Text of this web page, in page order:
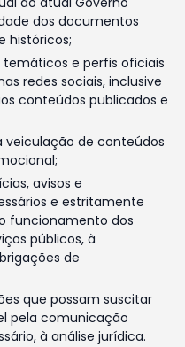
dos documentos
históricos;
e perfis oficiais
redes sociais, inclusive
conteúdos publicados e
veiculação de conteúdos
avisos e
e estritamente
funcionamento dos
públicos, à
de
que possam suscitar
pela comunicação
à análise jurídica.